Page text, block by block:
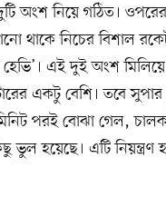
অংশ নিয়ে গঠিত।
থাকে নিচের বিশাল
হেভি’। এই দুই অংশ
একটু বেশি। তবে
পরই বোঝা গেল,
ভুল হয়েছে। এটি নিয়ন্ত্রণ